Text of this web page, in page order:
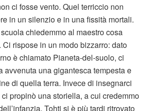
ci fosse vento. Quel terriccio non
in un silenzio e in una fissità mortali.
chiedemmo al maestro cosa
rispose in un modo bizzarro: dato
è chiamato Pianeta-del-suolo, ci
avvenuta una gigantesca tempesta e
di quella terra. Invece di insegnarci
propinò una storiella, a cui credemmo
Tohti si è più tardi ritrovato